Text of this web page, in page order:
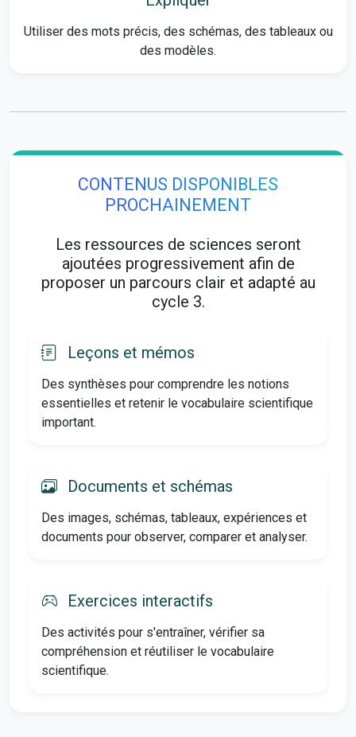
Utiliser des mots précis, des schémas, des tableaux ou
des modèles.
CONTENUS DISPONIBLES
PROCHAINEMENT
Les ressources de sciences seront
ajoutées progressivement afin de
proposer un parcours clair et adapté au
cycle 3.
Leçons et mémos
Des synthèses pour comprendre les notions
essentielles et retenir le vocabulaire scientifique
important.
Documents et schémas
Des images, schémas, tableaux, expériences et
documents pour observer, comparer et analyser.
Exercices interactifs
Des activités pour s'entraîner, vérifier sa
compréhension et réutiliser le vocabulaire
scientifique.